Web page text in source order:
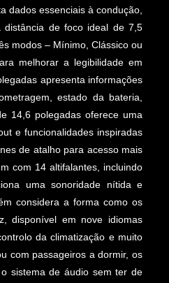
dados essenciais à condução,
distância de foco ideal de 7,5
modos – Mínimo, Clássico ou
melhorar a legibilidade em
apresenta informações
estado da bateria,
14,6 polegadas oferece uma
e funcionalidades inspiradas
de atalho para acesso mais
com 14 altifalantes, incluindo
uma sonoridade nítida e
considera a forma como os
disponível em nove idiomas
da climatização e muito
com passageiros a dormir, os
sistema de áudio sem ter de